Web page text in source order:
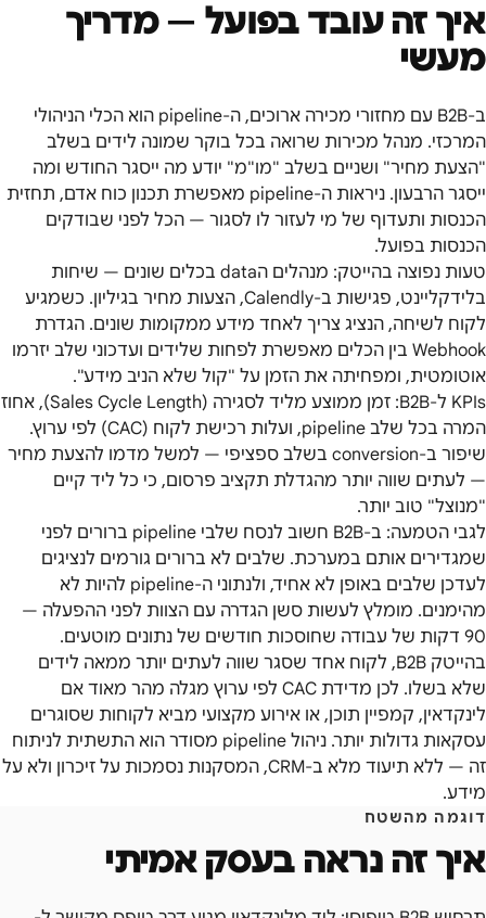
איך זה עובד בפועל — מדריך
מעשי
ב-B2B עם מחזורי מכירה ארוכים, ה-pipeline הוא הכלי הניהולי
המרכזי. מנהל מכירות שרואה בכל בוקר שמונה לידים בשלב
"הצעת מחיר" ושניים בשלב "מו"מ" יודע מה ייסגר החודש ומה
ייסגר הרבעון. ניראות ה-pipeline מאפשרת תכנון כוח אדם, תחזית
הכנסות ותעדוף של מי לעזור לו לסגור — הכל לפני שבודקים
הכנסות בפועל.
טעות נפוצה בהייטק: מנהלים הdata בכלים שונים — שיחות
בלידקליינט, פגישות ב-Calendly, הצעות מחיר בגיליון. כשמגיע
לקוח לשיחה, הנציג צריך לאחד מידע ממקומות שונים. הגדרת
Webhook בין הכלים מאפשרת לפחות שלידים ועדכוני שלב יזרמו
אוטומטית, ומפחיתה את הזמן על "קול שלא הניב מידע".
KPIs ל-B2B: זמן ממוצע מליד לסגירה (Sales Cycle Length), אחוז
המרה בכל שלב pipeline, ועלות רכישת לקוח (CAC) לפי ערוץ.
שיפור ב-conversion בשלב ספציפי — למשל מדמו להצעת מחיר
— לעתים שווה יותר מהגדלת תקציב פרסום, כי כל ליד קיים
"מנוצל" טוב יותר.
לגבי הטמעה: ב-B2B חשוב לנסח שלבי pipeline ברורים לפני
שמגדירים אותם במערכת. שלבים לא ברורים גורמים לנציגים
לעדכן שלבים באופן לא אחיד, ולנתוני ה-pipeline להיות לא
מהימנים. מומלץ לעשות סשן הגדרה עם הצוות לפני ההפעלה —
90 דקות של עבודה שחוסכות חודשים של נתונים מוטעים.
בהייטק B2B, לקוח אחד שסגר שווה לעתים יותר ממאה לידים
שלא בשלו. לכן מדידת CAC לפי ערוץ מגלה מהר מאוד אם
לינקדאין, קמפיין תוכן, או אירוע מקצועי מביא לקוחות שסוגרים
עסקאות גדולות יותר. ניהול pipeline מסודר הוא התשתית לניתוח
זה — ללא תיעוד מלא ב-CRM, המסקנות נסמכות על זיכרון ולא על
מידע.
דוגמה מהשטח
איך זה נראה בעסק אמיתי